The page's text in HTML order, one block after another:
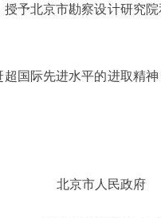
予北京市勘察设计研究院
国际先进水平的进取精神
市人民政府